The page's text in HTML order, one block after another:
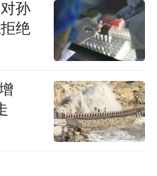
括在内的视频、图片或音
“大风号”用户上传并发
is uploaded and posted
which is a social media
information storage
孙
绝